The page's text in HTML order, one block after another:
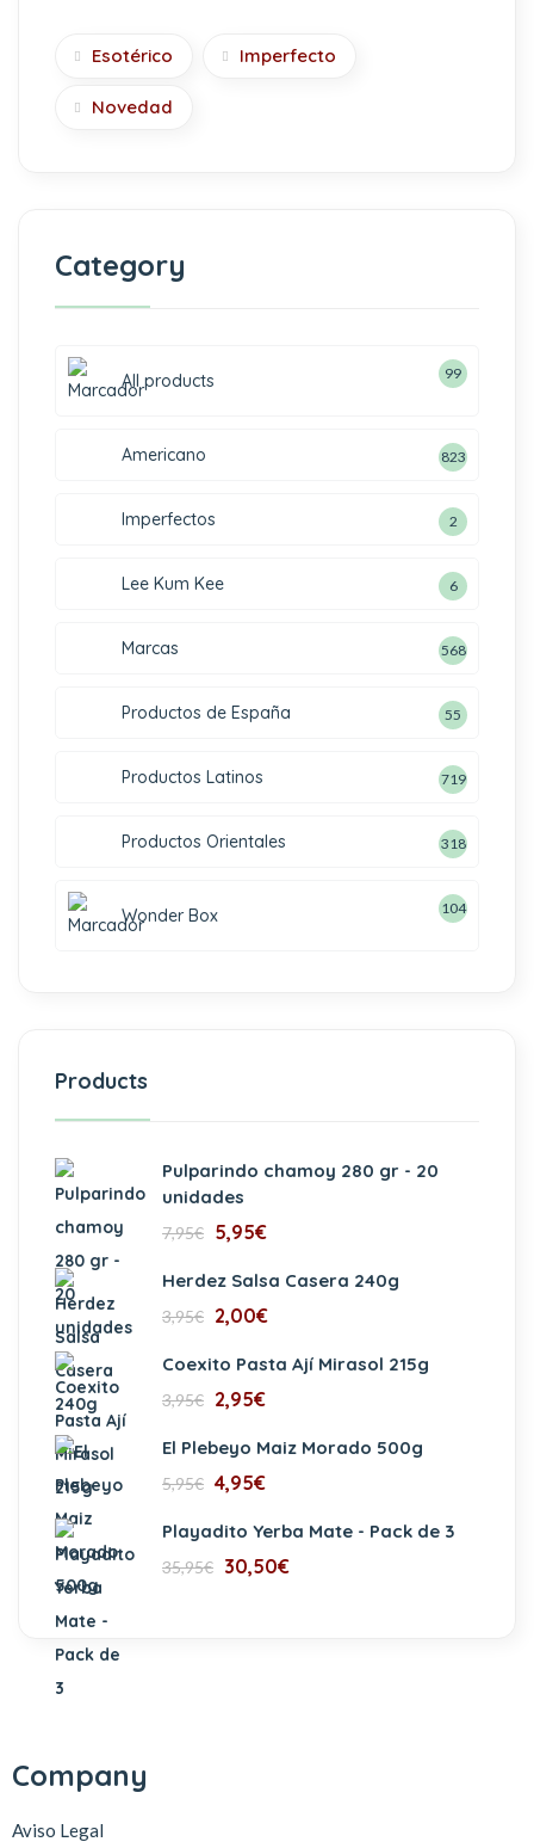
Esotérico Imperfecto
Novedad
Category
All products 99
Americano 823
Imperfectos 2
Lee Kum Kee 6
Marcas 568
Productos de España 55
Productos Latinos 719
Productos Orientales 318
Wonder Box 104
Products
Pulparindo chamoy 280 gr - 20
unidades
7,95€ 5,95€
Herdez Salsa Casera 240g
3,95€ 2,00€
Coexito Pasta Ají Mirasol 215g
3,95€ 2,95€
El Plebeyo Maiz Morado 500g
5,95€ 4,95€
Playadito Yerba Mate - Pack de 3
35,95€ 30,50€
Company
Aviso Legal